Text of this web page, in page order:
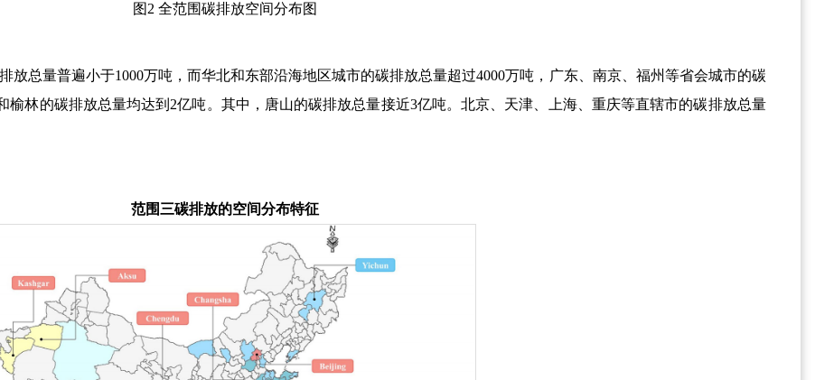
图2 全范围碳排放空间分布图
放总量普遍小于1000万吨，而华北和东部沿海地区城市的碳排放总量超过4000万吨，广东、南京、福州等省会城市的碳
榆林的碳排放总量均达到 2亿吨。其中，唐山的碳排放总量接近3亿吨。北京、天津、上海、重庆等直辖市的碳排放总量
范围三碳排放的空间分布特征